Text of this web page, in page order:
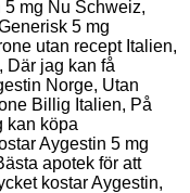
5 mg Nu Schweiz,
5 mg
utan recept Italien,
Där jag kan få
Norge, Utan
Billig Italien, På
kan köpa
Aygestin 5 mg
apotek för att
kostar Aygestin,